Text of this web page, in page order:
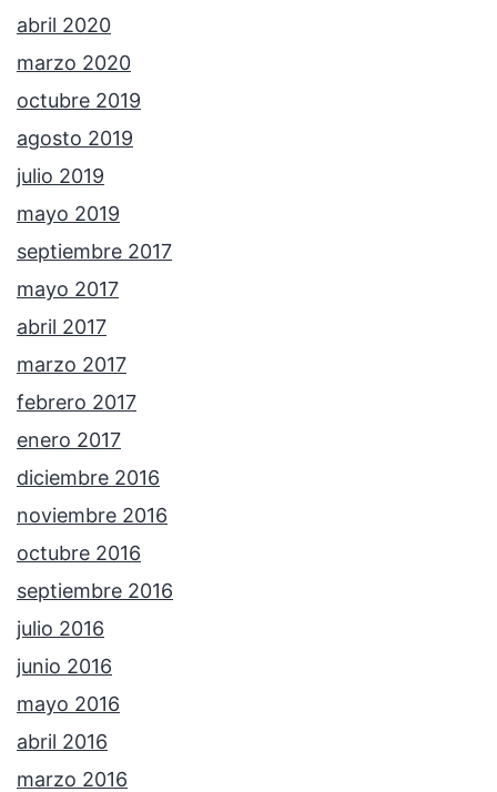
abril 2020
marzo 2020
octubre 2019
agosto 2019
julio 2019
mayo 2019
septiembre 2017
mayo 2017
abril 2017
marzo 2017
febrero 2017
enero 2017
diciembre 2016
noviembre 2016
octubre 2016
septiembre 2016
julio 2016
junio 2016
mayo 2016
abril 2016
marzo 2016